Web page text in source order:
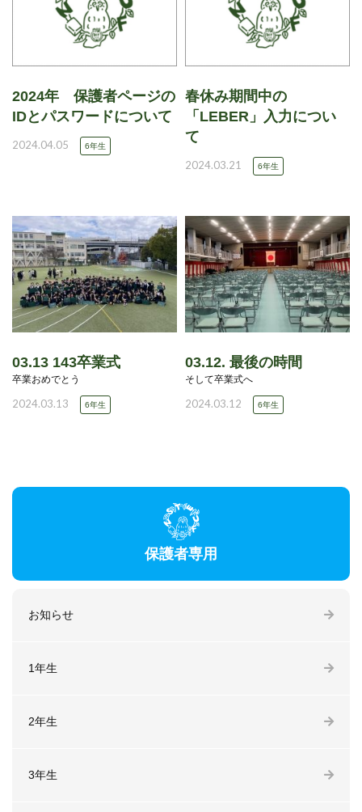
2024年 保護者ページの
IDとパスワードについて
2024.04.05 6年生
春休み期間中の
「LEBER」入力につい
て
2024.03.21 6年生
03.13 143卒業式
卒業おめでとう
2024.03.13 6年生
03.12. 最後の時間
そして卒業式へ
2024.03.12 6年生
保護者専用
お知らせ
1年生
2年生
3年生